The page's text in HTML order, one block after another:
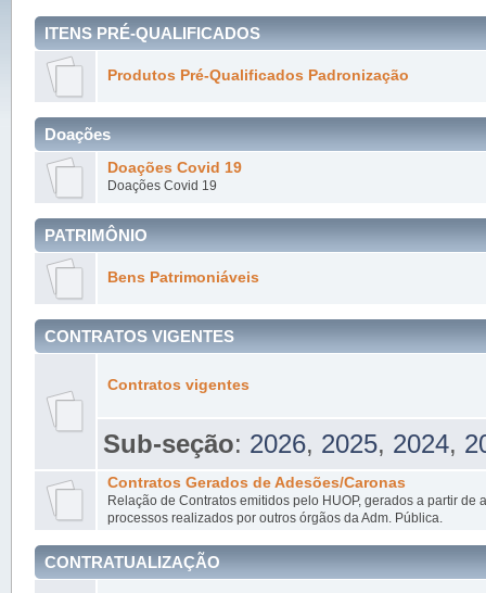
ITENS PRÉ-QUALIFICADOS
Produtos Pré-Qualificados Padronização
Doações
Doações Covid 19
Doações Covid 19
PATRIMÔNIO
Bens Patrimoniáveis
CONTRATOS VIGENTES
Contratos vigentes
Sub-seção: 2026, 2025, 2024,
Contratos Gerados de Adesões/Caronas
Relação de Contratos emitidos pelo HUOP, gerados a partir de
processos realizados por outros órgãos da Adm. Pública.
CONTRATUALIZAÇÃO